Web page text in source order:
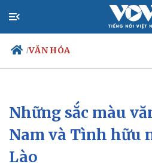
/VĂN HÓA
Chính trị
Đảng
Tổ chức nhân sự
Quốc hội
Những sắc màu
Nam và Tình hữu
Lào